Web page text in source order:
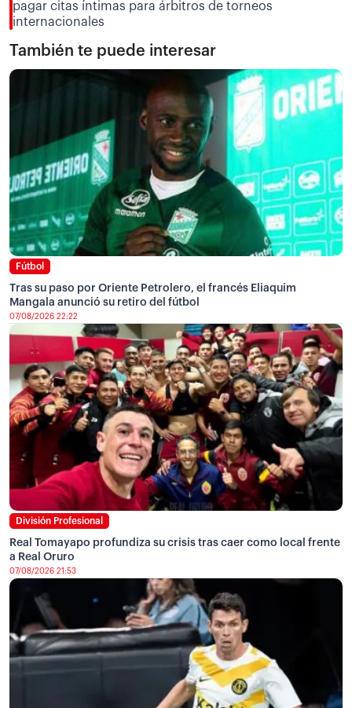
pagar citas íntimas para árbitros de torneos
internacionales
También te puede interesar
Fútbol
Tras su paso por Oriente Petrolero, el francés Eliaquim
Mangala anunció su retiro del fútbol
07/08/2026 22:22
División Profesional
Real Tomayapo profundiza su crisis tras caer como local frente
a Real Oruro
07/08/2026 21:53